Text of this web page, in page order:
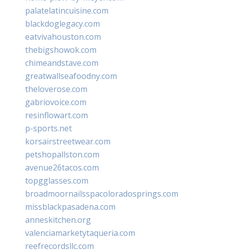
palatelatincuisine.com
blackdoglegacy.com
eatvivahouston.com
thebigshowok.com
chimeandstave.com
greatwallseafoodny.com
theloverose.com
gabriovoice.com
resinflowart.com
p-sports.net
korsairstreetwear.com
petshopallston.com
avenue26tacos.com
topgglasses.com
broadmoornailsspacoloradosprings.com
missblackpasadena.com
anneskitchen.org
valenciamarketytaqueria.com
reefrecordsllc.com